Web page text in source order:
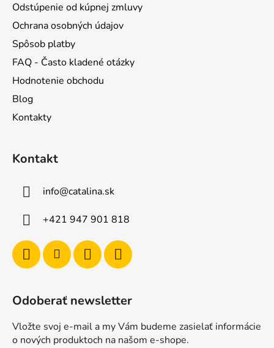
Odstúpenie od kúpnej zmluvy
Ochrana osobných údajov
Spôsob platby
FAQ - Často kladené otázky
Hodnotenie obchodu
Blog
Kontakty
Kontakt
info@catalina.sk
+421 947 901 818
Odoberať newsletter
Vložte svoj e-mail a my Vám budeme zasielať informácie
o nových produktoch na našom e-shope.